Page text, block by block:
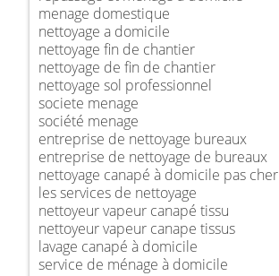
menage domestique
nettoyage a domicile
nettoyage fin de chantier
nettoyage de fin de chantier
nettoyage sol professionnel
societe menage
société menage
entreprise de nettoyage bureaux
entreprise de nettoyage de bureaux
nettoyage canapé à domicile pas cher
les services de nettoyage
nettoyeur vapeur canapé tissu
nettoyeur vapeur canape tissus
lavage canapé à domicile
service de ménage à domicile